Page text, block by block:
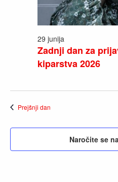
Zadnji dan za
kiparstva 2026
29 junija
Prejšnji dan
Naročite se